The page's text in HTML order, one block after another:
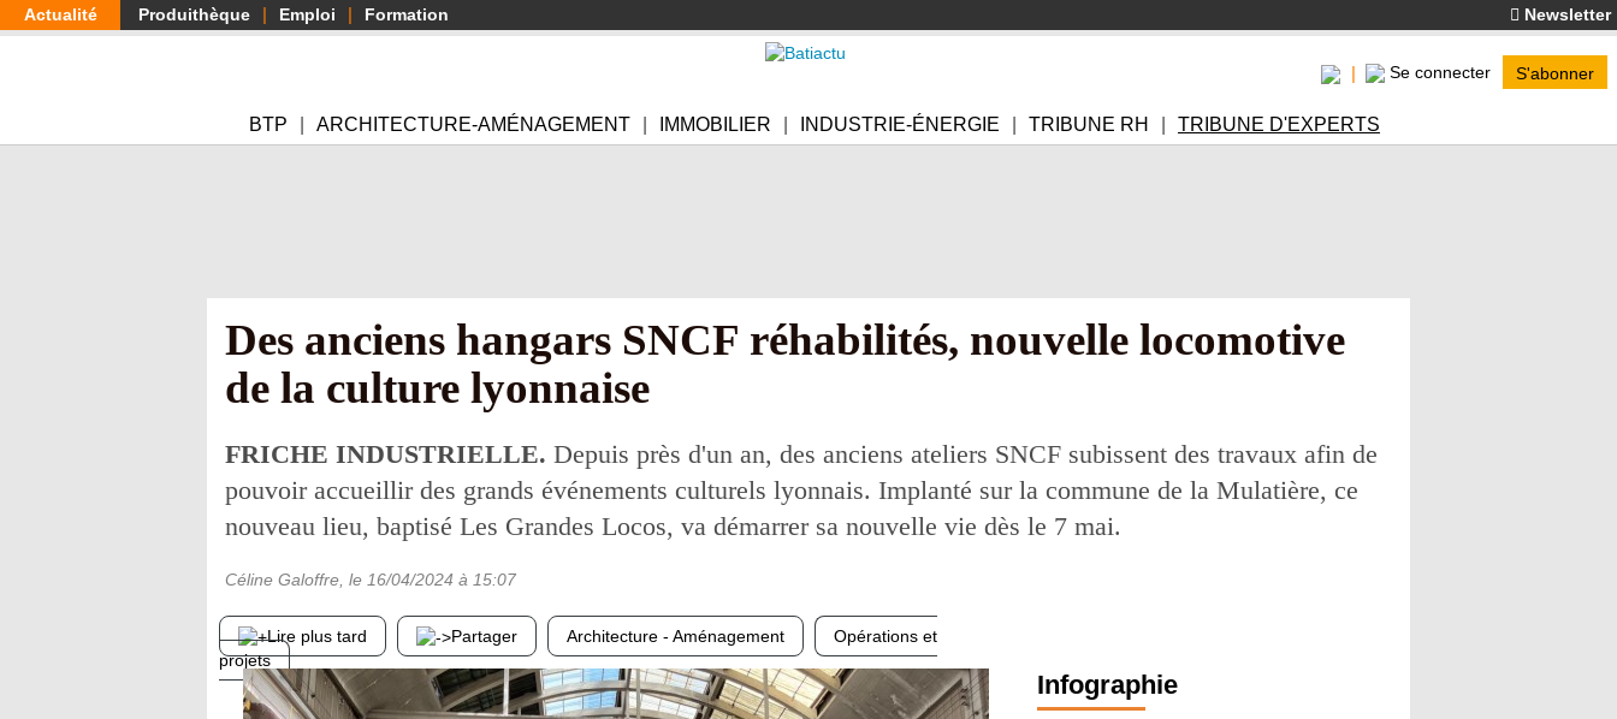
Aller
au
Actualité Produithèque Emploi Formation Newsletter
Se connecter S'abonner
BTP ARCHITECTURE-AMÉNAGEMENT IMMOBILIER INDUSTRIE-ÉNERGIE TRIBUNE RH TRIBUNE D'EXPERTS
Des anciens hangars SNCF réhabilités, nouvelle locomotive
de la culture lyonnaise
FRICHE INDUSTRIELLE. Depuis près d'un an, des anciens ateliers SNCF subissent des travaux afin de
pouvoir accueillir des grands événements culturels lyonnais. Implanté sur la commune de la Mulatière, ce
nouveau lieu, baptisé Les Grandes Locos, va démarrer sa nouvelle vie dès le 7 mai.
Céline Galoffre , le 16/04/2024 à 15:07
Lire plus tard Partager Architecture - Aménagement
Opérations et
projets
Infographie